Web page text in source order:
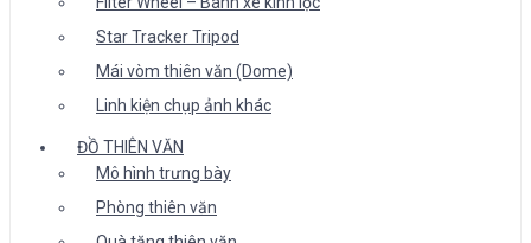
Star Tracker Tripod
Mái vòm thiên văn (Dome)
Linh kiện chụp ảnh khác
ĐỒ THIÊN VĂN
Mô hình trưng bày
Phòng thiên văn